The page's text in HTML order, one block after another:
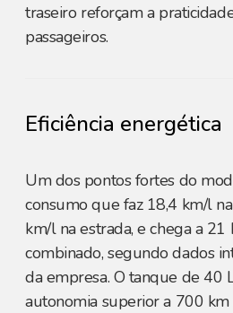
traseiro reforçam a
passageiros.
Eficiência energética
Um dos pontos fortes do
consumo que faz 18,4 km/l
km/l na estrada, e chega a
combinado, segundo dados
da empresa. O tanque de 40
autonomia superior a 700 km